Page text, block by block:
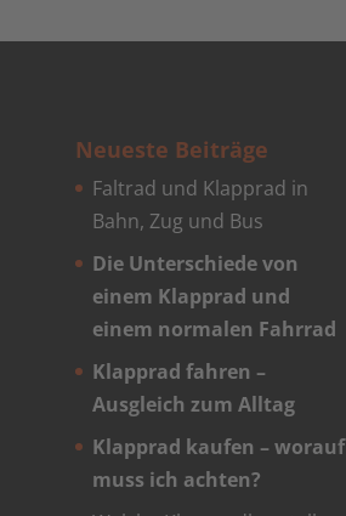
Neueste Beiträge
Faltrad und Klapprad in
Bahn, Zug und Bus
Die Unterschiede von
einem Klapprad und
einem normalen Fahrrad
Klapprad fahren –
Ausgleich zum Alltag
Klapprad kaufen – worauf
muss ich achten?